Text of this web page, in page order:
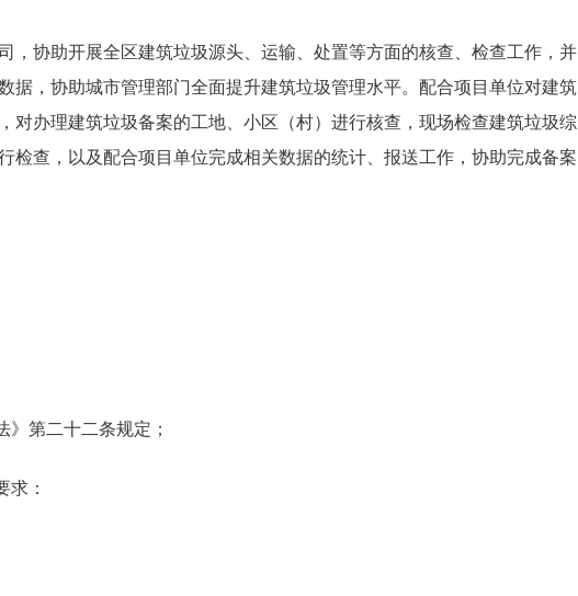
，协助开展全区建筑垃圾源头、运输、处置等方面的核查、检查工作，并
据，协助城市管理部门全面提升建筑垃圾管理水平。配合项目单位对建筑
对办理建筑垃圾备案的工地、小区（村）进行核查，现场检查建筑垃圾综
检查，以及配合项目单位完成相关数据的统计、报送工作，协助完成备案
》第二十二条规定；
求：